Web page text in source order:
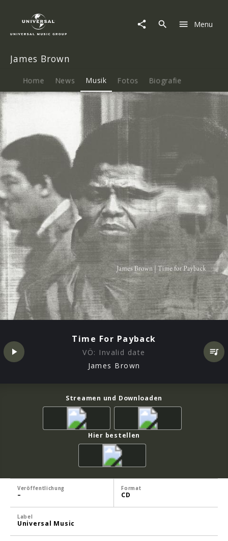
Musik
Time
Payback
Menu
James Brown
Home News Musik Fotos Biografie
Time For Payback
VÖ: Invalid date
James Brown
Streamen und Downloaden
Hier bestellen
Veröffentlichung
–
Format
CD
Label
Universal Music